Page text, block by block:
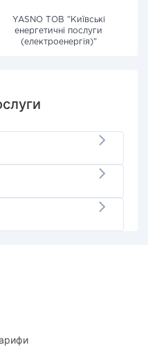
YASNO ТОВ "Київські
енергетичні послуги
(електроенергія)"